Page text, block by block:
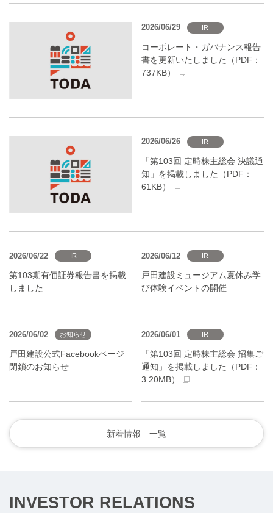
2026/06/29 IR
コーポレート・ガバナンス報告
書を更新いたしました（PDF：
737KB）
2026/06/26 IR
「第103回 定時株主総会 決議通
知」を掲載しました（PDF：
61KB）
2026/06/22 IR
第103期有価証券報告書を掲載
しました
2026/06/12 IR
戸田建設ミュージアム夏休み学
び体験イベントの開催
2026/06/02 お知らせ
戸田建設公式Facebookページ
閉鎖のお知らせ
2026/06/01 IR
「第103回 定時株主総会 招集ご
通知」を掲載しました（PDF：
3.20MB）
新着情報 一覧
INVESTOR RELATIONS